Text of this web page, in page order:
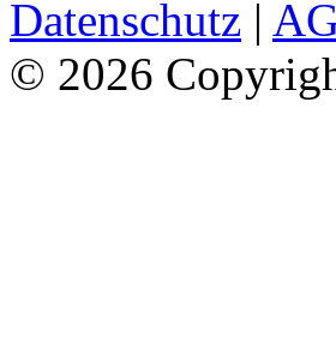
Datenschutz |
© 2026